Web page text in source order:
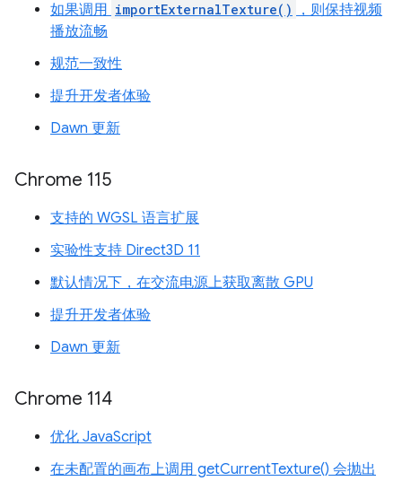
如果调用 importExternalTexture()
，则保持视频
播放流畅
规范一致性
提升开发者体验
Dawn 更新
Chrome 115
支持的 WGSL 语言扩展
实验性支持 Direct3D 11
默认情况下，在交流电源上获取离散 GPU
提升开发者体验
Dawn 更新
Chrome 114
优化 JavaScript
在未配置的画布上调用 getCurrentTexture() 会抛出